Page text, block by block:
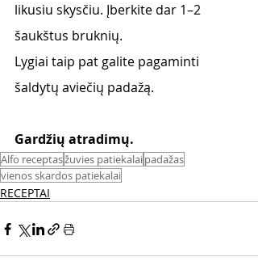
likusiu skysčiu. Įberkite dar 1–2
šaukštus bruknių.
Lygiai taip pat galite pagaminti
šaldytų aviečių padažą.
Gardžių atradimų.
Alfo receptasžuvies patiekalaipadažas
vienos skardos patiekalai
RECEPTAI